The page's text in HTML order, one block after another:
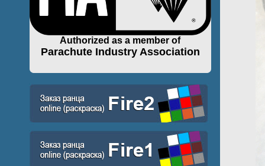
Authorized as a member of
Parachute Industry Association